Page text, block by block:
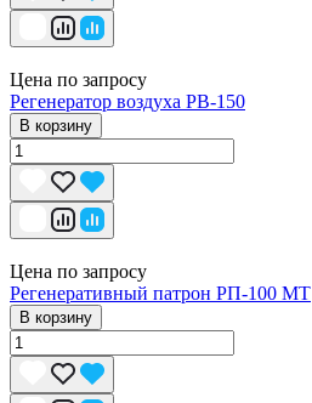
Цена по запросу
Регенератор воздуха РВ-150
В корзину
Цена по запросу
Регенеративный патрон РП-100 МТ
В корзину